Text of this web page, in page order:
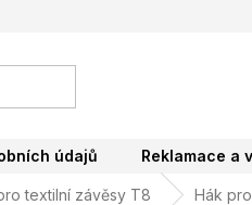
údajů Reklamace a
textilní závěsy T8 Hák